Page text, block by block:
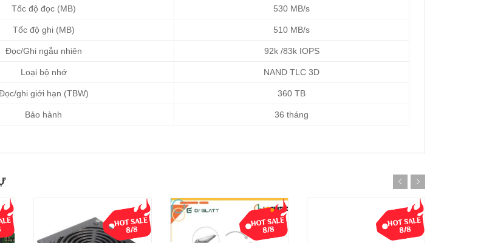
Tốc độ đọc (MB) 530 MB/s
Tốc độ ghi (MB) 510 MB/s
Đọc/Ghi ngẫu nhiên 92k /83k IOPS
Loại bộ nhớ NAND TLC 3D
ghi giới hạn (TBW) 360 TB
Bảo hành 36 tháng
-22%